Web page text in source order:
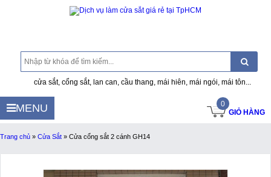
cửa sắt, cổng sắt, lan can, cầu thang, mái hiên, mái ngói, mái tôn...
0
GIỎ HÀNG
MENU
Trang chủ » Cửa Sắt » Cửa cổng sắt 2 cánh GH14